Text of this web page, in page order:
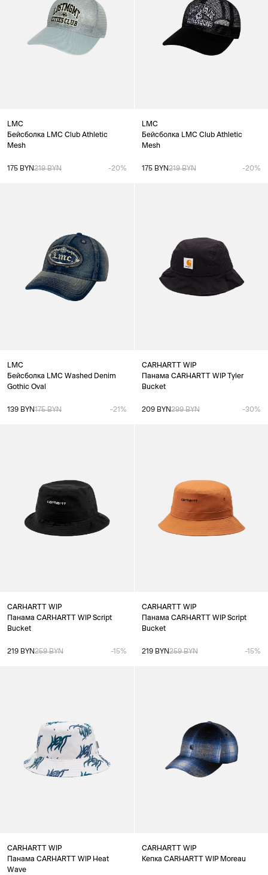
LMC
Бейсболка LMC Club Athletic
Mesh
175 BYN219 BYN -20%
LMC
Бейсболка LMC Club Athletic
Mesh
175 BYN219 BYN -20%
LMC
Бейсболка LMC Washed Denim
Gothic Oval
139 BYN175 BYN -21%
CARHARTT WIP
Панама CARHARTT WIP Tyler
Bucket
209 BYN299 BYN -30%
CARHARTT WIP
Панама CARHARTT WIP Script
Bucket
219 BYN259 BYN -15%
CARHARTT WIP
Панама CARHARTT WIP Script
Bucket
219 BYN259 BYN -15%
CARHARTT WIP
Панама CARHARTT WIP Heat
Wave
CARHARTT WIP
Кепка CARHARTT WIP Moreau